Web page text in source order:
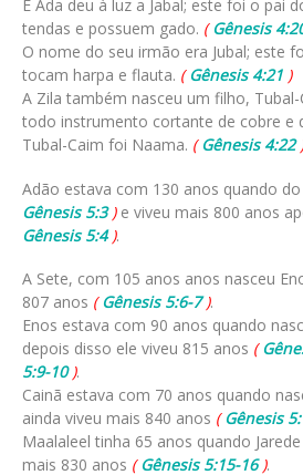
E Ada deu à luz a Jabal; este foi o pai
tendas e possuem gado. (Gênesis
O nome do seu irmão era Jubal; este
tocam harpa e flauta. (Gênesis 4:21 )
A Zila também nasceu um filho,
todo instrumento cortante de cobre e
Tubal-Caim foi Naama. (Gênesis 4:22)
Adão estava com 130 anos quando
Gênesis 5:3)e viveu mais 800 anos
Gênesis 5:4).
A Sete, com 105 anos anos nasceu
807 anos (Gênesis 5:6-7).
Enos estava com 90 anos quando
depois disso ele viveu 815 anos (
5:9-10).
Cainã estava com 70 anos quando
ainda viveu mais 840 anos (Gênesis
Maalaleel tinha 65 anos quando
mais 830 anos (Gênesis 5:15-16).